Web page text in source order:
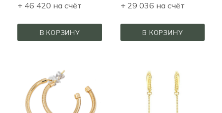
+ 46 420 на счёт
В КОРЗИНУ
+ 29 036 на счёт
В КОРЗИНУ